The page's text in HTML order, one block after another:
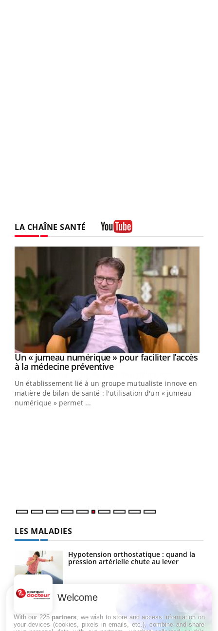
LA CHAÎNE SANTÉ
Youtube
Un « jumeau numérique » pour faciliter l’accès
à la médecine préventiveYoutube
Un établissement lié à un groupe mutualiste innove en
matière de bilan de santé : l'utilisation d'un « jumeau
numérique » permet ...
LES MALADIES
Hypotension orthostatique : quand la
pression artérielle chute au lever
Drépanocytose : une déformation des
Welcome
With our 225 partners , we wish to store and access information on
your devices (cookies, pixels in emails, etc.), combine and share